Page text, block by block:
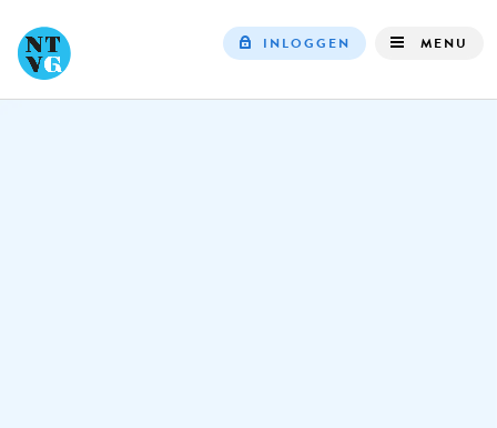
INLOGGEN MENU